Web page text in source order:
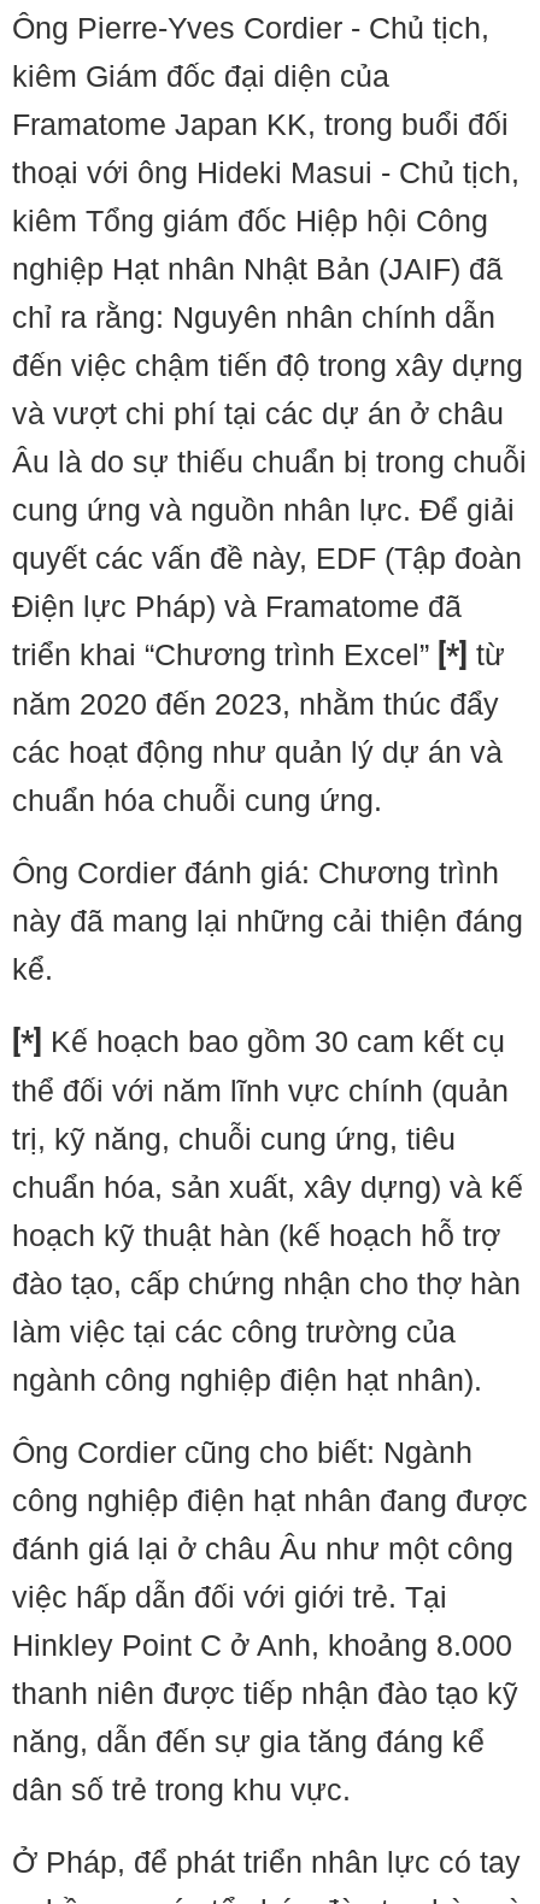
Ông Pierre-Yves Cordier - Chủ tịch,
kiêm Giám đốc đại diện của
Framatome Japan KK, trong buổi đối
thoại với ông Hideki Masui - Chủ tịch,
kiêm Tổng giám đốc Hiệp hội Công
nghiệp Hạt nhân Nhật Bản (JAIF) đã
chỉ ra rằng: Nguyên nhân chính dẫn
đến việc chậm tiến độ trong xây dựng
và vượt chi phí tại các dự án ở châu
Âu là do sự thiếu chuẩn bị trong chuỗi
cung ứng và nguồn nhân lực. Để giải
quyết các vấn đề này, EDF (Tập đoàn
Điện lực Pháp) và Framatome đã
triển khai “Chương trình Excel” [*] từ
năm 2020 đến 2023, nhằm thúc đẩy
các hoạt động như quản lý dự án và
chuẩn hóa chuỗi cung ứng.
Ông Cordier đánh giá: Chương trình
này đã mang lại những cải thiện đáng
kể.
[*] Kế hoạch bao gồm 30 cam kết cụ
thể đối với năm lĩnh vực chính (quản
trị, kỹ năng, chuỗi cung ứng, tiêu
chuẩn hóa, sản xuất, xây dựng) và kế
hoạch kỹ thuật hàn (kế hoạch hỗ trợ
đào tạo, cấp chứng nhận cho thợ hàn
làm việc tại các công trường của
ngành công nghiệp điện hạt nhân).
Ông Cordier cũng cho biết: Ngành
công nghiệp điện hạt nhân đang được
đánh giá lại ở châu Âu như một công
việc hấp dẫn đối với giới trẻ. Tại
Hinkley Point C ở Anh, khoảng 8.000
thanh niên được tiếp nhận đào tạo kỹ
năng, dẫn đến sự gia tăng đáng kể
dân số trẻ trong khu vực.
Ở Pháp, để phát triển nhân lực có tay